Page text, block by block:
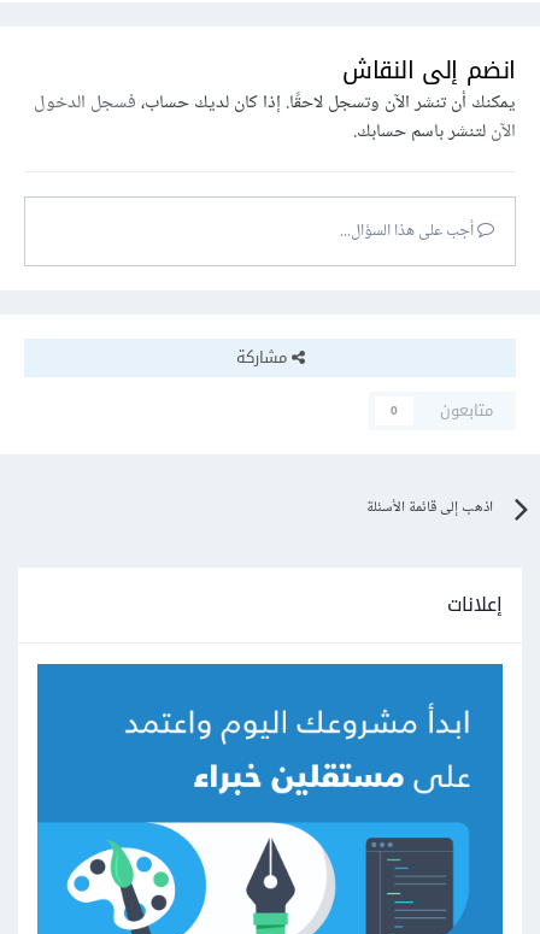
انضم إلى النقاش
يمكنك أن تنشر الآن وتسجل لاحقًا. إذا كان لديك حساب،فسجل الدخول
الآنلتنشر باسم حسابك.
أجب على هذا السؤال...
مشاركة
متابعون
0
اذهب إلى قائمة الأسئلة
إعلانات